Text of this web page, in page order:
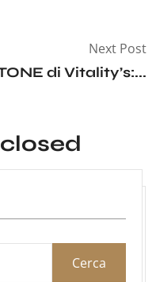
Next Post
di Vitality’s:...
Cerca